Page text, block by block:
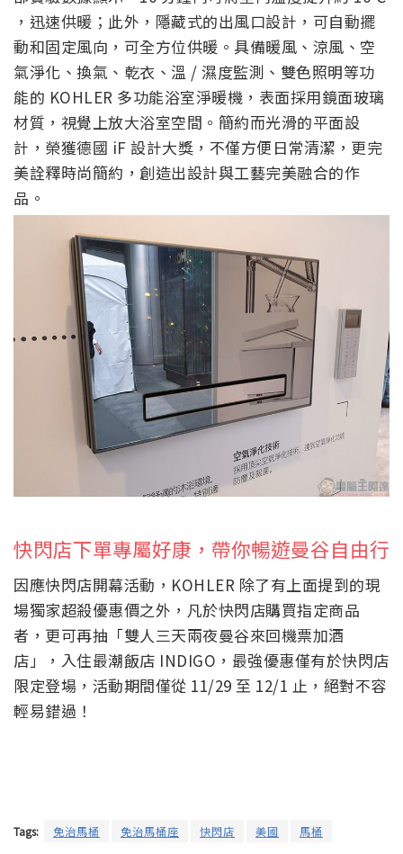
，迅速供暖；此外，隱藏式的出風口設計，可自動擺
動和固定風向，可全方位供暖。具備暖風、涼風、空
氣淨化、換氣、乾衣、溫 / 濕度監測、雙色照明等功
能的 KOHLER 多功能浴室淨暖機，表面採用鏡面玻璃
材質，視覺上放大浴室空間。簡約而光滑的平面設
計，榮獲德國 iF 設計大獎，不僅方便日常清潔，更完
美詮釋時尚簡約，創造出設計與工藝完美融合的作
品。
快閃店下單專屬好康，帶你暢遊曼谷自由行
因應快閃店開幕活動，KOHLER 除了有上面提到的現
場獨家超殺優惠價之外，凡於快閃店購買指定商品
者，更可再抽「雙人三天兩夜曼谷來回機票加酒
店」，入住最潮飯店 INDIGO，最強優惠僅有於快閃店
限定登場，活動期間僅從 11/29 至 12/1 止，絕對不容
輕易錯過！
Tags: 免治馬桶 免治馬桶座 快閃店 美國 馬桶